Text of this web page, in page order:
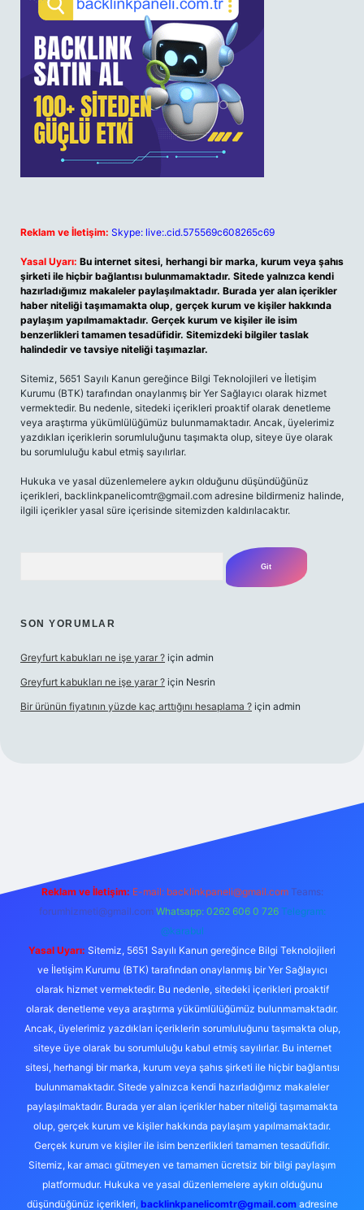
Reklam ve İletişim: Skype: live:.cid.575569c608265c69
Yasal Uyarı: Bu internet sitesi, herhangi bir marka, kurum veya şahıs
şirketi ile hiçbir bağlantısı bulunmamaktadır. Sitede yalnızca kendi
hazırladığımız makaleler paylaşılmaktadır. Burada yer alan içerikler
haber niteliği taşımamakta olup, gerçek kurum ve kişiler hakkında
paylaşım yapılmamaktadır. Gerçek kurum ve kişiler ile isim
benzerlikleri tamamen tesadüfidir. Sitemizdeki bilgiler taslak
halindedir ve tavsiye niteliği taşımazlar.
Sitemiz, 5651 Sayılı Kanun gereğince Bilgi Teknolojileri ve İletişim
Kurumu (BTK) tarafından onaylanmış bir Yer Sağlayıcı olarak hizmet
vermektedir. Bu nedenle, sitedeki içerikleri proaktif olarak denetleme
veya araştırma yükümlülüğümüz bulunmamaktadır. Ancak, üyelerimiz
yazdıkları içeriklerin sorumluluğunu taşımakta olup, siteye üye olarak
bu sorumluluğu kabul etmiş sayılırlar.
Hukuka ve yasal düzenlemelere aykırı olduğunu düşündüğünüz
içerikleri, backlinkpanelicomtr@gmail.com adresine bildirmeniz halinde,
ilgili içerikler yasal süre içerisinde sitemizden kaldırılacaktır.
SON YORUMLAR
Greyfurt kabukları ne işe yarar ? için admin
Greyfurt kabukları ne işe yarar ? için Nesrin
Bir ürünün fiyatının yüzde kaç arttığını hesaplama ? için admin
m elexbet
Reklam ve İletişim: E-mail: backlinkpaneli@gmail.com Teams:
forumhizmeti@gmail.com Whatsapp: 0262 606 0 726 Telegram:
@karabul
Yasal Uyarı: Sitemiz, 5651 Sayılı Kanun gereğince Bilgi Teknolojileri
ve İletişim Kurumu (BTK) tarafından onaylanmış bir Yer Sağlayıcı
olarak hizmet vermektedir. Bu nedenle, sitedeki içerikleri proaktif
olarak denetleme veya araştırma yükümlülüğümüz bulunmamaktadır.
Ancak, üyelerimiz yazdıkları içeriklerin sorumluluğunu taşımakta olup,
siteye üye olarak bu sorumluluğu kabul etmiş sayılırlar. Bu internet
sitesi, herhangi bir marka, kurum veya şahıs şirketi ile hiçbir bağlantısı
bulunmamaktadır. Sitede yalnızca kendi hazırladığımız makaleler
paylaşılmaktadır. Burada yer alan içerikler haber niteliği taşımamakta
olup, gerçek kurum ve kişiler hakkında paylaşım yapılmamaktadır.
Gerçek kurum ve kişiler ile isim benzerlikleri tamamen tesadüfidir.
Sitemiz, kar amacı gütmeyen ve tamamen ücretsiz bir bilgi paylaşım
platformudur. Hukuka ve yasal düzenlemelere aykırı olduğunu
düşündüğünüz içerikleri, backlinkpanelicomtr@gmail.comadresine